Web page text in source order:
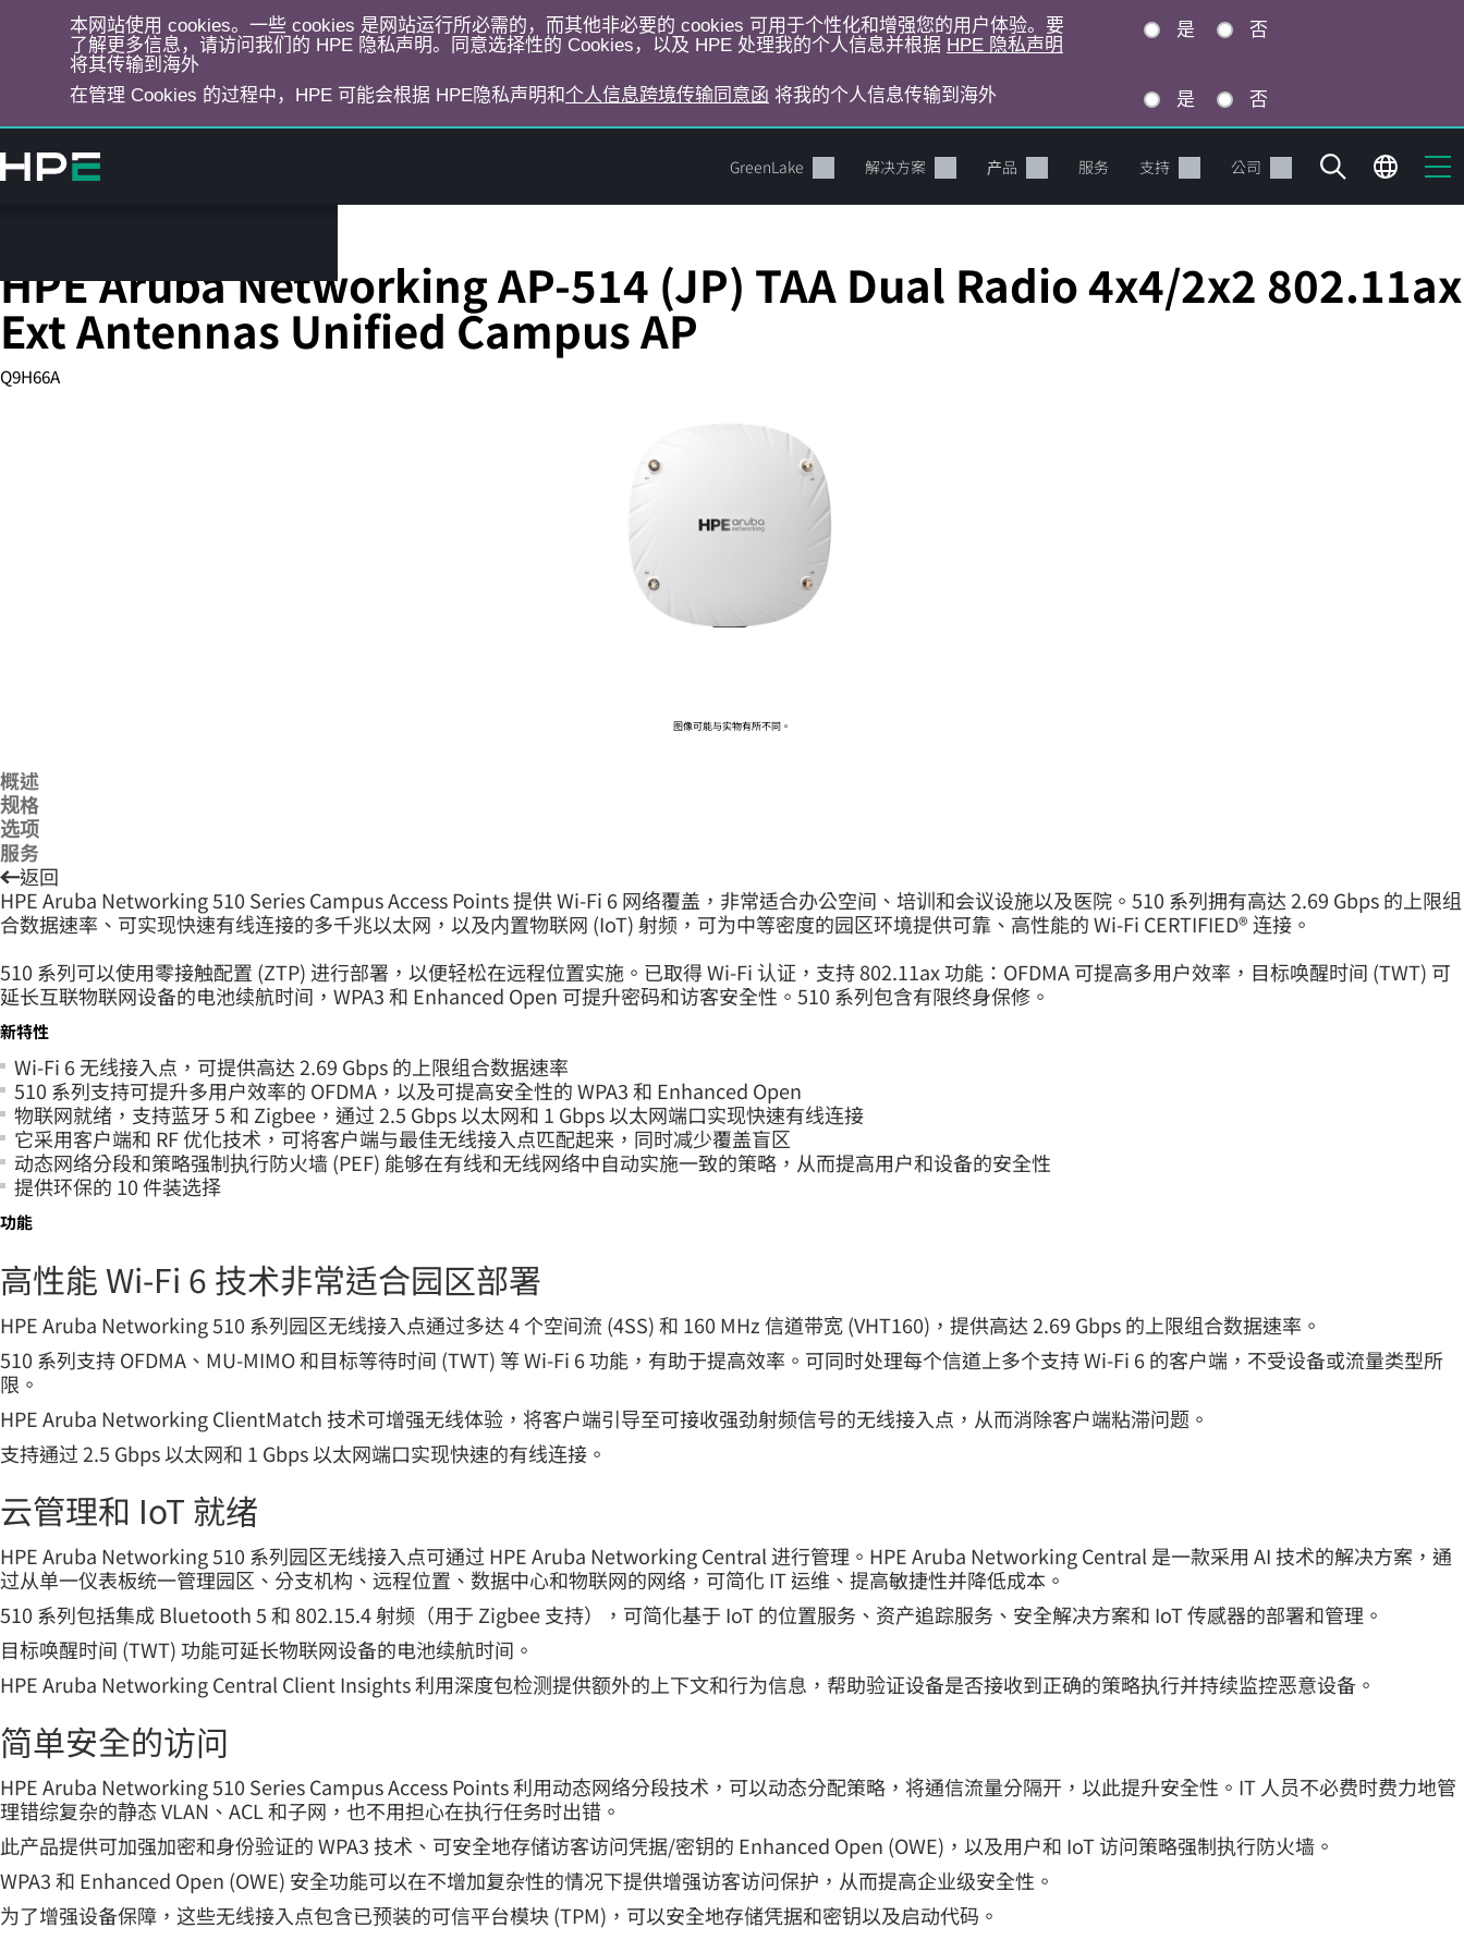
本网站使用 cookies。一些 cookies 是网站运行所必需的，而其他非必要的 cookies 可用于个性化和增强您的用户体验。要
了解更多信息，请访问我们的 HPE 隐私声明。同意选择性的 Cookies，以及 HPE 处理我的个人信息并根据 HPE 隐私声明
将其传输到海外
是 否
在管理 Cookies 的过程中，HPE 可能会根据 HPE隐私声明和 个人信息跨境传输同意函 将我的个人信息传输到海外 是 否
转
到
GreenLake 解决方案 产品 服务 支持 公司
您的购物车目前是空的
前往 HPE 商店浏览、配置和订购。
HPE Aruba Networking AP-514 (JP) TAA Dual Radio 4x4/2x2 802.11ax
Ext Antennas Unified Campus AP
Q9H66A
图像可能与实物有所不同。
概述
规格
选项
服务
返回
HPE Aruba Networking 510 Series Campus Access Points 提供 Wi-Fi 6 网络覆盖，非常适合办公空间、培训和会议设施以及医院。510 系列拥有高达 2.69 Gbps 的上限组
合数据速率、可实现快速有线连接的多千兆以太网，以及内置物联网 (IoT) 射频，可为中等密度的园区环境提供可靠、高性能的 Wi‑Fi CERTIFIED® 连接。
510 系列可以使用零接触配置 (ZTP) 进行部署，以便轻松在远程位置实施。已取得 Wi-Fi 认证，支持 802.11ax 功能：OFDMA 可提高多用户效率，目标唤醒时间 (TWT) 可
延长互联物联网设备的电池续航时间，WPA3 和 Enhanced Open 可提升密码和访客安全性。510 系列包含有限终身保修。
新特性
Wi-Fi 6 无线接入点，可提供高达 2.69 Gbps 的上限组合数据速率
510 系列支持可提升多用户效率的 OFDMA，以及可提高安全性的 WPA3 和 Enhanced Open
物联网就绪，支持蓝牙 5 和 Zigbee，通过 2.5 Gbps 以太网和 1 Gbps 以太网端口实现快速有线连接
它采用客户端和 RF 优化技术，可将客户端与最佳无线接入点匹配起来，同时减少覆盖盲区
动态网络分段和策略强制执行防火墙 (PEF) 能够在有线和无线网络中自动实施一致的策略，从而提高用户和设备的安全性
提供环保的 10 件装选择
功能
高性能 Wi-Fi 6 技术非常适合园区部署
HPE Aruba Networking 510 系列园区无线接入点通过多达 4 个空间流 (4SS) 和 160 MHz 信道带宽 (VHT160)，提供高达 2.69 Gbps 的上限组合数据速率。
510 系列支持 OFDMA、MU-MIMO 和目标等待时间 (TWT) 等 Wi-Fi 6 功能，有助于提高效率。可同时处理每个信道上多个支持 Wi-Fi 6 的客户端，不受设备或流量类型所
限。
HPE Aruba Networking ClientMatch 技术可增强无线体验，将客户端引导至可接收强劲射频信号的无线接入点，从而消除客户端粘滞问题。
支持通过 2.5 Gbps 以太网和 1 Gbps 以太网端口实现快速的有线连接。
云管理和 IoT 就绪
HPE Aruba Networking 510 系列园区无线接入点可通过 HPE Aruba Networking Central 进行管理。HPE Aruba Networking Central 是一款采用 AI 技术的解决方案，通
过从单一仪表板统一管理园区、分支机构、远程位置、数据中心和物联网的网络，可简化 IT 运维、提高敏捷性并降低成本。
510 系列包括集成 Bluetooth 5 和 802.15.4 射频（用于 Zigbee 支持），可简化基于 IoT 的位置服务、资产追踪服务、安全解决方案和 IoT 传感器的部署和管理。
目标唤醒时间 (TWT) 功能可延长物联网设备的电池续航时间。
HPE Aruba Networking Central Client Insights 利用深度包检测提供额外的上下文和行为信息，帮助验证设备是否接收到正确的策略执行并持续监控恶意设备。
简单安全的访问
HPE Aruba Networking 510 Series Campus Access Points 利用动态网络分段技术，可以动态分配策略，将通信流量分隔开，以此提升安全性。IT 人员不必费时费力地管
理错综复杂的静态 VLAN、ACL 和子网，也不用担心在执行任务时出错。
此产品提供可加强加密和身份验证的 WPA3 技术、可安全地存储访客访问凭据/密钥的 Enhanced Open (OWE)，以及用户和 IoT 访问策略强制执行防火墙。
WPA3 和 Enhanced Open (OWE) 安全功能可以在不增加复杂性的情况下提供增强访客访问保护，从而提高企业级安全性。
为了增强设备保障，这些无线接入点包含已预装的可信平台模块 (TPM)，可以安全地存储凭据和密钥以及启动代码。